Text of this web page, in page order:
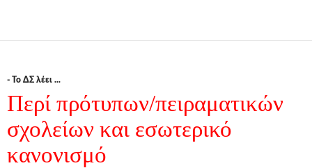
- Το ΔΣ λέει ...
Περί πρότυπων/πειραματικών
σχολείων και εσωτερικό
κανονισμό